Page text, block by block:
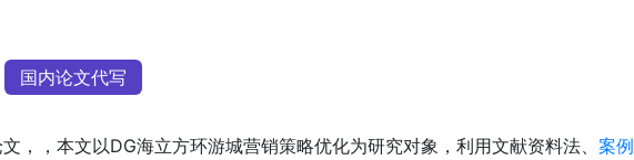
国内论文代写
，，本文以DG海立方环游城营销策略优化为研究对象，利用文献资料法、 案例